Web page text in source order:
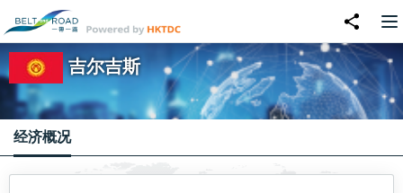
吉尔吉斯
经济概况